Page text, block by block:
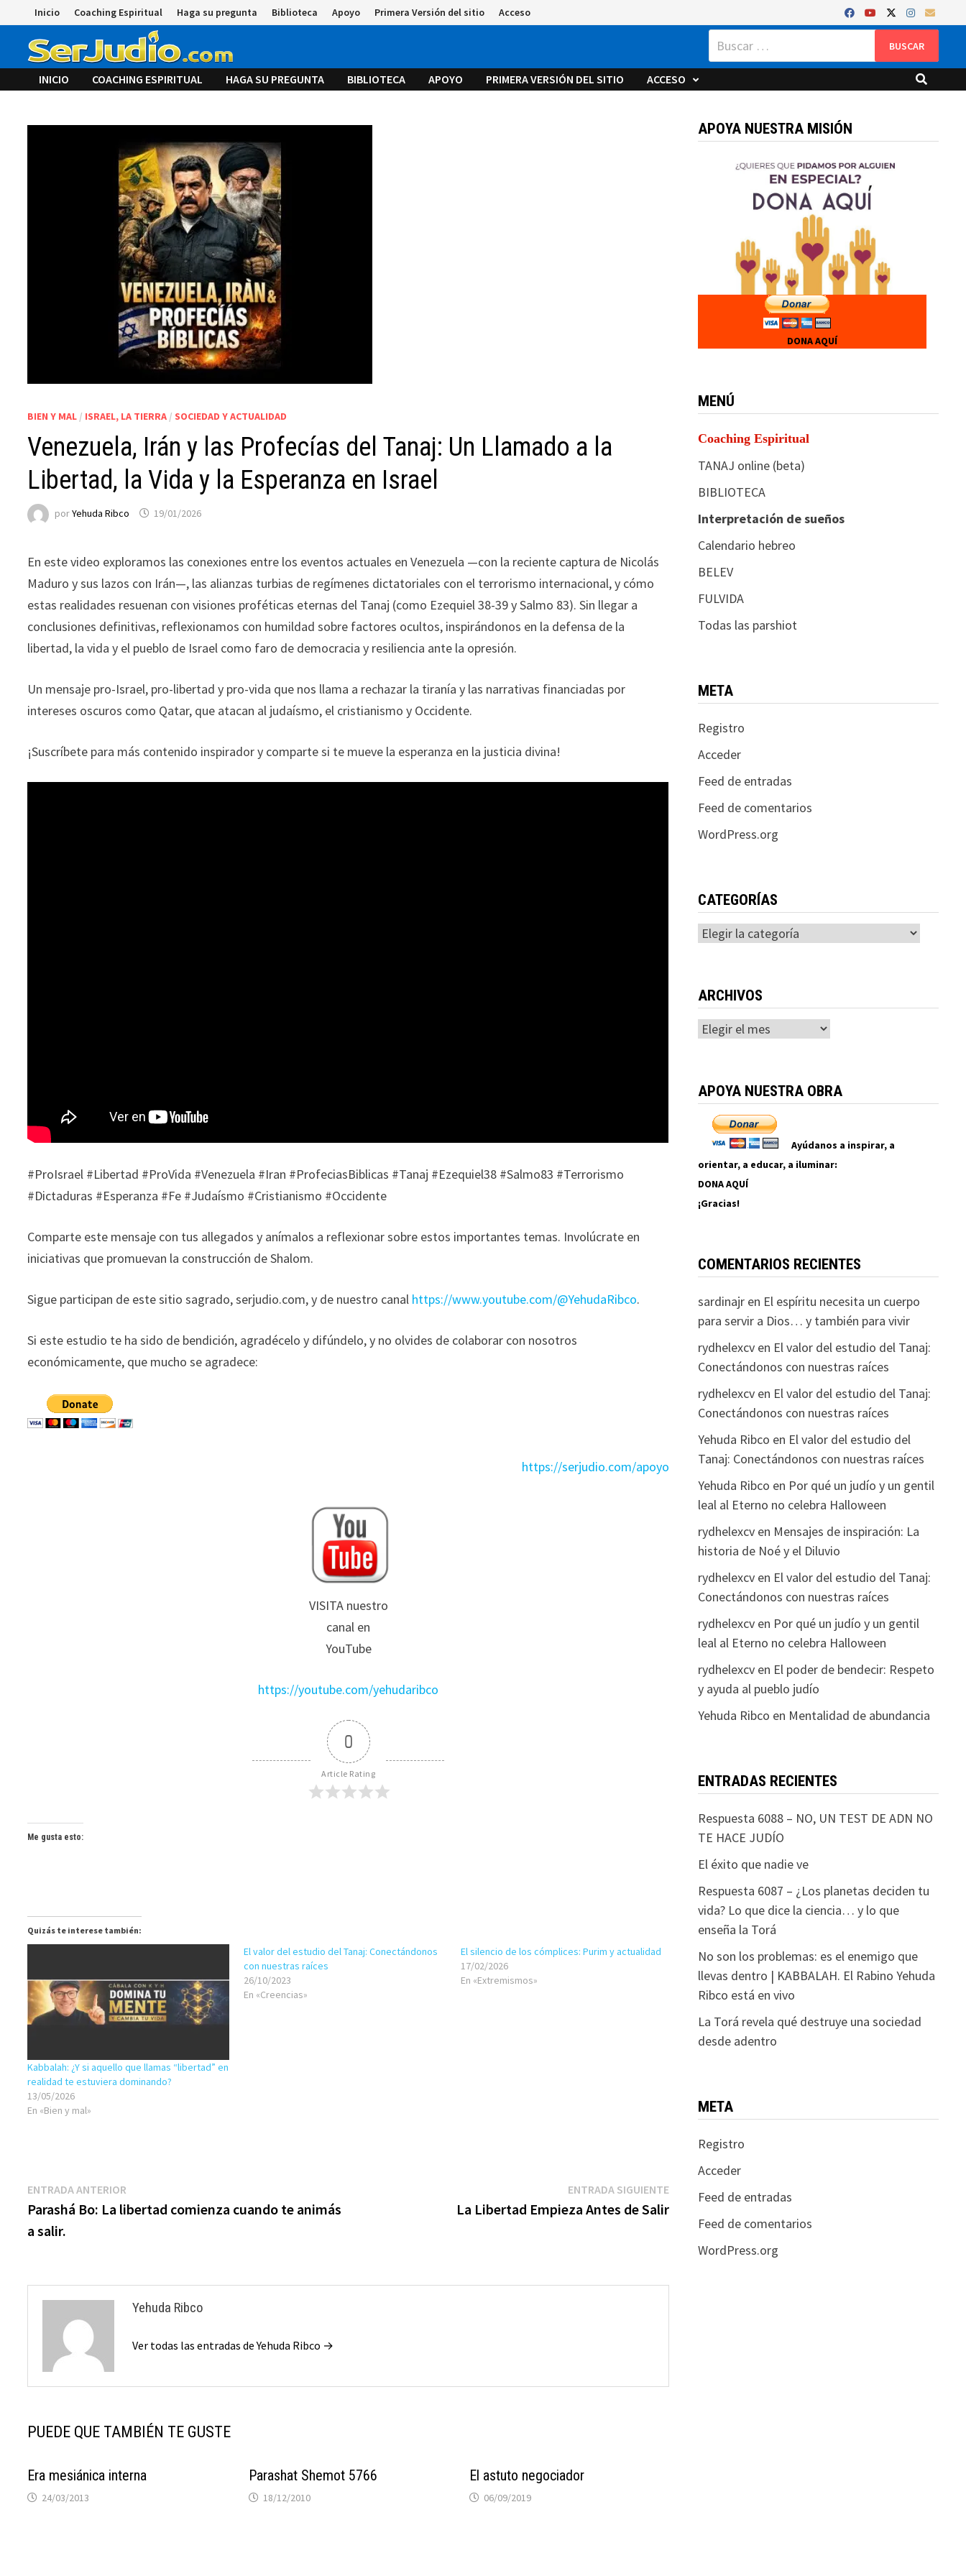
al
contenido
Inicio Coaching Espiritual Haga su pregunta Biblioteca Apoyo Primera Versión del sitio Acceso
Buscar:
INICIO COACHING ESPIRITUAL HAGA SU PREGUNTA BIBLIOTECA APOYO PRIMERA VERSIÓN DEL SITIO ACCESO
BIEN Y MAL / ISRAEL, LA TIERRA / SOCIEDAD Y ACTUALIDAD
Venezuela, Irán y las Profecías del Tanaj: Un Llamado a la
Libertad, la Vida y la Esperanza en Israel
porYehuda Ribco 19/01/2026
En este video exploramos las conexiones entre los eventos actuales en Venezuela —con la reciente captura de Nicolás
Maduro y sus lazos con Irán—, las alianzas turbias de regímenes dictatoriales con el terrorismo internacional, y cómo
estas realidades resuenan con visiones proféticas eternas del Tanaj (como Ezequiel 38-39 y Salmo 83). Sin llegar a
conclusiones definitivas, reflexionamos con humildad sobre factores ocultos, inspirándonos en la defensa de la
libertad, la vida y el pueblo de Israel como faro de democracia y resiliencia ante la opresión.
Un mensaje pro-Israel, pro-libertad y pro-vida que nos llama a rechazar la tiranía y las narrativas financiadas por
intereses oscuros como Qatar, que atacan al judaísmo, el cristianismo y Occidente.
¡Suscríbete para más contenido inspirador y comparte si te mueve la esperanza en la justicia divina!
#ProIsrael #Libertad #ProVida #Venezuela #Iran #ProfeciasBiblicas #Tanaj #Ezequiel38 #Salmo83 #Terrorismo
#Dictaduras #Esperanza #Fe #Judaísmo #Cristianismo #Occidente
Comparte este mensaje con tus allegados y anímalos a reflexionar sobre estos importantes temas. Involúcrate en
iniciativas que promuevan la construcción de Shalom.
Sigue participan de este sitio sagrado, serjudio.com, y de nuestro canal https://www.youtube.com/@YehudaRibco.
Si este estudio te ha sido de bendición, agradécelo y difúndelo, y no olvides de colaborar con nosotros
económicamente, que mucho se agradece:
https://serjudio.com/apoyo
VISITA nuestro
canal en
YouTube
https://youtube.com/yehudaribco
0
Article Rating
Me gusta esto:
Quizás te interese también:
Kabbalah: ¿Y si aquello que llamas “libertad” en
realidad te estuviera dominando?
13/05/2026
En «Bien y mal»
El valor del estudio del Tanaj: Conectándonos
con nuestras raíces
26/10/2023
En «Creencias»
El silencio de los cómplices: Purim y actualidad
17/02/2026
En «Extremismos»
Navegación
de
ENTRADA ANTERIOR
anterior:
Parashá Bo: La libertad comienza cuando te animás
a salir.
ENTRADA SIGUIENTEEntrada
siguiente:
La Libertad Empieza Antes de Salir
Yehuda Ribco
Ver todas las entradas de Yehuda Ribco →
PUEDE QUE TAMBIÉN TE GUSTE
Era mesiánica interna
24/03/2013
Parashat Shemot 5766
18/12/2010
El astuto negociador
06/09/2019
APOYA NUESTRA MISIÓN
DONA AQUÍ
MENÚ
Coaching Espiritual
TANAJ online (beta)
BIBLIOTECA
Interpretación de sueños
Calendario hebreo
BELEV
FULVIDA
Todas las parshiot
META
Registro
Acceder
Feed de entradas
Feed de comentarios
WordPress.org
CATEGORÍAS
Categorías
ARCHIVOS
Archivos
APOYA NUESTRA OBRA
Ayúdanos a inspirar, a
orientar, a educar, a iluminar:
DONA AQUÍ
¡Gracias!
COMENTARIOS RECIENTES
sardinajren El espíritu necesita un cuerpo
para servir a Dios… y también para vivir
rydhelexcven El valor del estudio del Tanaj:
Conectándonos con nuestras raíces
rydhelexcven El valor del estudio del Tanaj:
Conectándonos con nuestras raíces
Yehuda Ribco en El valor del estudio del
Tanaj: Conectándonos con nuestras raíces
Yehuda Ribco en Por qué un judío y un gentil
leal al Eterno no celebra Halloween
rydhelexcven Mensajes de inspiración: La
historia de Noé y el Diluvio
rydhelexcven El valor del estudio del Tanaj:
Conectándonos con nuestras raíces
rydhelexcven Por qué un judío y un gentil
leal al Eterno no celebra Halloween
rydhelexcven El poder de bendecir: Respeto
y ayuda al pueblo judío
Yehuda Ribco en Mentalidad de abundancia
ENTRADAS RECIENTES
Respuesta 6088 – NO, UN TEST DE ADN NO
TE HACE JUDÍO
El éxito que nadie ve
Respuesta 6087 – ¿Los planetas deciden tu
vida? Lo que dice la ciencia… y lo que
enseña la Torá
No son los problemas: es el enemigo que
llevas dentro | KABBALAH. El Rabino Yehuda
Ribco está en vivo
La Torá revela qué destruye una sociedad
desde adentro
META
Registro
Acceder
Feed de entradas
Feed de comentarios
WordPress.org